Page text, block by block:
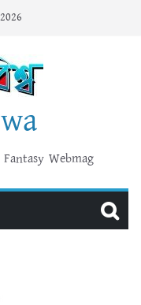
Webmag